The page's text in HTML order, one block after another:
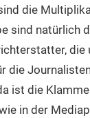
die
sind natürlich
die
ist die
in der